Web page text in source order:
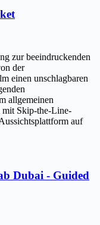
zur beeindruckenden
der
einen unschlagbaren
allgemeinen
mit Skip-the-Line-
auf
Dubai - Guided